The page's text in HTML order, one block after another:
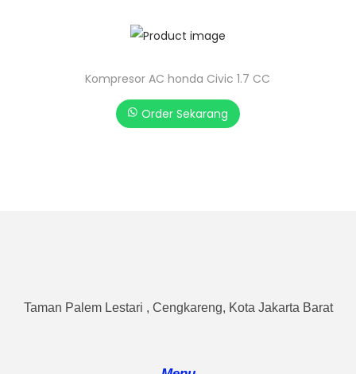
Kompresor AC honda Civic 1.7 CC
Order Sekarang
Taman Palem Lestari , Cengkareng, Kota Jakarta Barat